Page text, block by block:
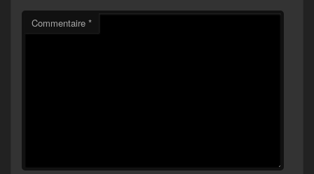
Commentaire *